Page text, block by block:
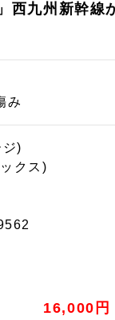
西九州新幹線
み
ジ)
クス)
16,000円